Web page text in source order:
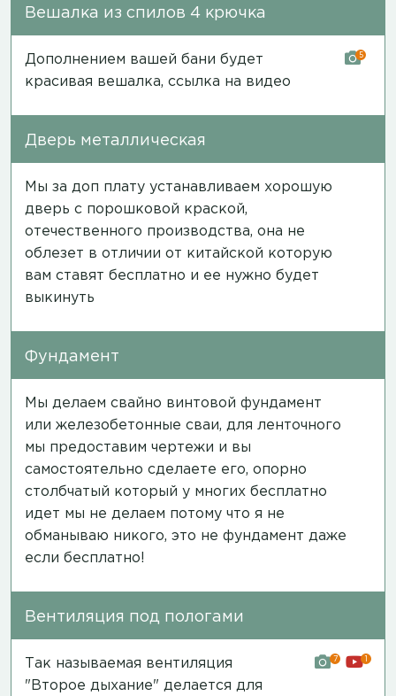
Вешалка из спилов 4 крючка
Дополнением вашей бани будет
красивая вешалка, ссылка на видео
5
Дверь металлическая
Мы за доп плату устанавливаем хорошую
дверь с порошковой краской,
отечественного производства, она не
облезет в отличии от китайской которую
вам ставят бесплатно и ее нужно будет
выкинуть
Фундамент
Мы делаем свайно винтовой фундамент
или железобетонные сваи, для ленточного
мы предоставим чертежи и вы
самостоятельно сделаете его, опорно
столбчатый который у многих бесплатно
идет мы не делаем потому что я не
обманываю никого, это не фундамент даже
если бесплатно!
Вентиляция под пологами
Так называемая вентиляция
"Второе дыхание" делается для
7 1